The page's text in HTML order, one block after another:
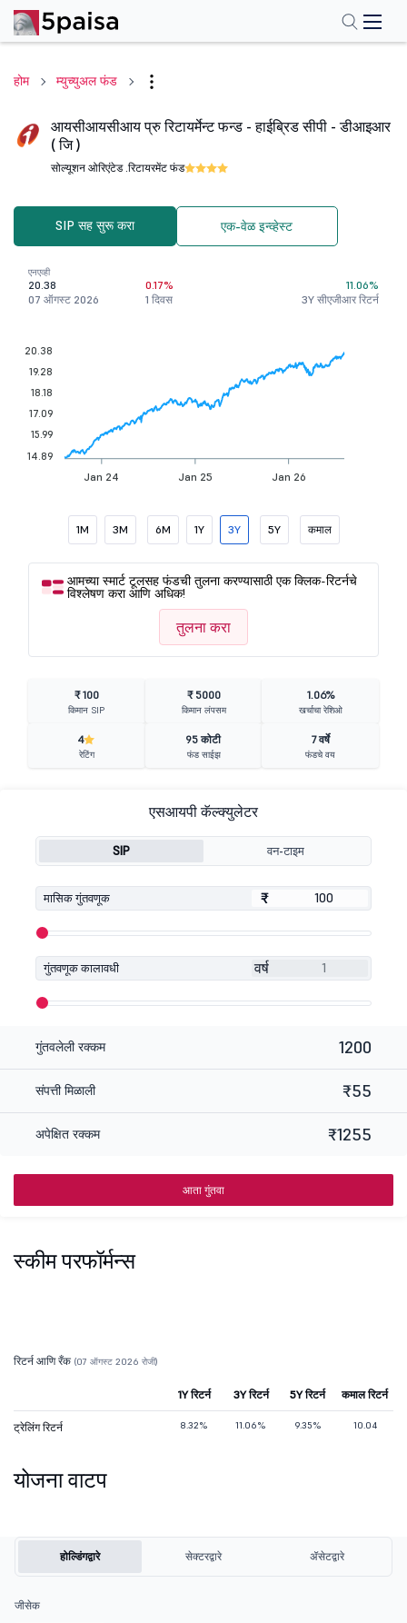
होम म्युच्युअल फंड
आयसीआयसीआय प्रु रिटायर्मेन्ट फन्ड - हाईब्रिड सीपी - डीआइआर
( जि )
सोल्यूशन ओरिएंटेड .रिटायरमेंट फंड
SIP सह सुरू करा एक-वेळ इन्व्हेस्ट
एनएव्ही
20.38
07 ऑगस्ट 2026
0.17%
1 दिवस
11.06%
3Y सीएजीआर रिटर्न
Jan 24 Jan 25 Jan 26
20.38
19.28
18.18
17.09
15.99
14.89
1M 3M 6M 1Y 3Y 5Y कमाल
आमच्या स्मार्ट टूलसह फंडची तुलना करण्यासाठी एक क्लिक-रिटर्नचे
विश्लेषण करा आणि अधिक!
तुलना करा
₹ 100
किमान SIP
₹ 5000
किमान लंपसम
1.06%
खर्चाचा रेशिओ
4
रेटिंग
95 कोटी
फंड साईझ
7 वर्षे
फंडचे वय
एसआयपी कॅल्क्युलेटर
SIP वन-टाइम
मासिक गुंतवणूक ₹
₹
गुंतवणूक कालावधी वर्ष
गुंतवलेली रक्कम 1200
संपत्ती मिळाली ₹55
अपेक्षित रक्कम ₹1255
आता गुंतवा
स्कीम परफॉर्मन्स
रिटर्न आणि रँक (07 ऑगस्ट 2026 रोजी)
1Y रिटर्न 3Y रिटर्न 5Y रिटर्न कमाल रिटर्न
ट्रेलिंग रिटर्न 8.32% 11.06% 9.35% 10.04
योजना वाटप
होल्डिंगद्वारे सेक्टरद्वारे ॲसेटद्वारे
जीसेक